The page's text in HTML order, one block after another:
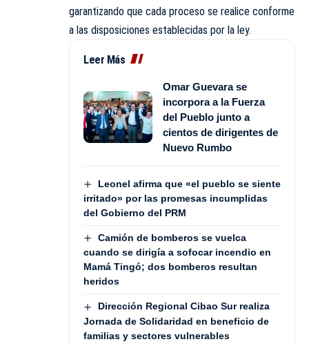
garantizando que cada proceso se realice conforme
a las disposiciones establecidas por la ley.
Leer Más
Omar Guevara se
incorpora a la Fuerza
del Pueblo junto a
cientos de dirigentes de
Nuevo Rumbo
Leonel afirma que «el pueblo se siente
irritado» por las promesas incumplidas
del Gobierno del PRM
Camión de bomberos se vuelca
cuando se dirigía a sofocar incendio en
Mamá Tingó; dos bomberos resultan
heridos
Dirección Regional Cibao Sur realiza
Jornada de Solidaridad en beneficio de
familias y sectores vulnerables